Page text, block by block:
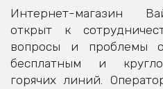
Интернет-магазин
открыт к
вопросы и проблемы
бесплатным и
горячих линий.